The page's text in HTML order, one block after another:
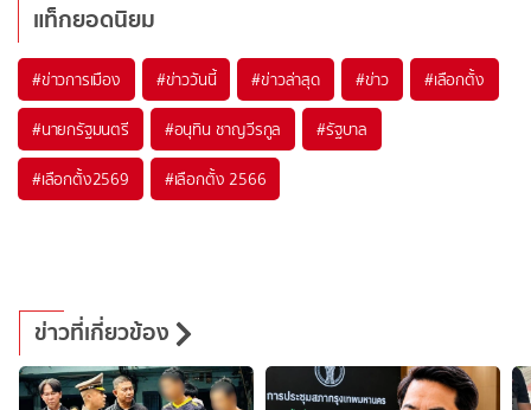
แท็กยอดนิยม
#ข่าวการเมือง #ข่าววันนี้ #ข่าวล่าสุด #ข่าว #เลือกตั้ง
#นายกรัฐมนตรี #อนุทิน ชาญวีรกูล #รัฐบาล
#เลือกตั้ง2569 #เลือกตั้ง 2566
ข่าวที่เกี่ยวข้อง